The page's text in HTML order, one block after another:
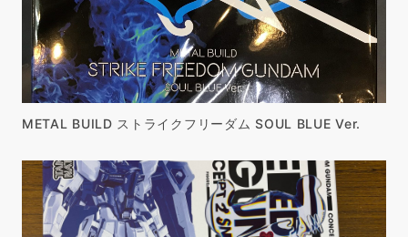
METAL BUILD ストライクフリーダム SOUL BLUE Ver.